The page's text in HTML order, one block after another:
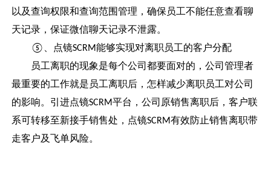
以及查询权限和查询范围管理，确保员工不能任意查看聊
天记录，保证微信聊天记录不泄露。
⑤ 、点镜SCRM能够实现对离职员工的客户分配
员工离职的现象是每个公司都要面对的，公司管理者
最重要的工作就是员工离职后，怎样减少离职员工对公司
的影响。引进点镜SCRM平台，公司原销售离职后，客户联
系可转移至新接手销售处，点镜SCRM有效防止销售离职带
走客户及飞单风险。